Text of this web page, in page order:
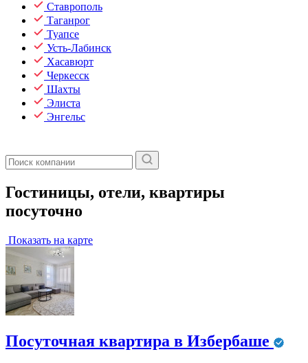
Ставрополь
Таганрог
Туапсе
Усть-Лабинск
Хасавюрт
Черкесск
Шахты
Элиста
Энгельс
Гостиницы, отели, квартиры
посуточно
Показать на карте
Посуточная квартира в Избербаше